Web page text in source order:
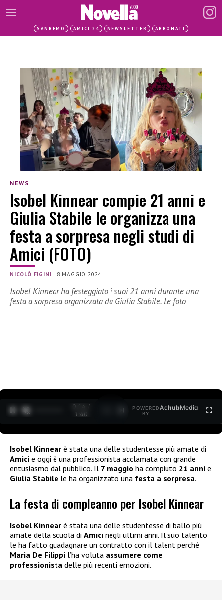
SANREMO AMICI 24 NEWSLETTER ABBONATI
NEWS
Isobel Kinnear compie 21 anni e
Giulia Stabile le organizza una
festa a sorpresa negli studi di
Amici (FOTO)
NICOLÒ FIGINI | 8 MAGGIO 2024
Isobel Kinnear ha festeggiato i suoi 21 anni durante una
festa a sorpresa organizzata da Giulia Stabile. Le foto
0:15 /
1:40
POWERED
BY
AdhubMedia
Isobel Kinnear è stata una delle studentesse più amate di
Amici e oggi è una professionista acclamata con grande
entusiasmo dal pubblico. Il 7 maggio ha compiuto 21 anni e
Giulia Stabile le ha organizzato una festa a sorpresa.
La festa di compleanno per Isobel Kinnear
Isobel Kinnear è stata una delle studentesse di ballo più
amate della scuola di Amici negli ultimi anni. Il suo talento
le ha fatto guadagnare un contratto con il talent perché
Maria De Filippi l’ha voluta assumere come
professionista delle più recenti emozioni.